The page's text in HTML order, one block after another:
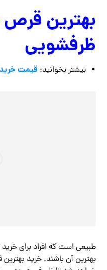
بهترین
ظرفشویی
بیشتر بخوانید: قیمت
طبیعی است که افراد برای
بهترین آن باشند. خرید